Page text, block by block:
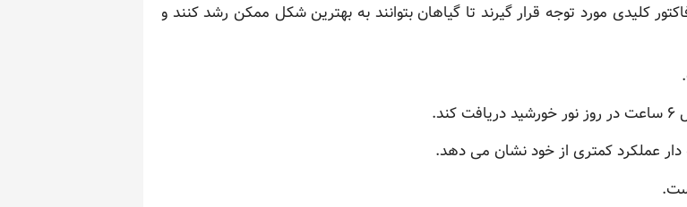
کلیدی مورد توجه قرار گیرند تا گیاهان بتوانند به بهترین شکل ممکن رشد کنند و
عملکرد کمتری از خود نشان می دهد.